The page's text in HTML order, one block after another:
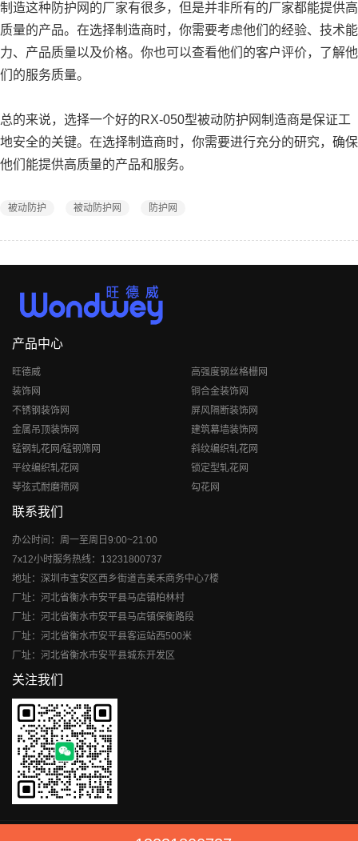
制造这种防护网的厂家有很多，但是并非所有的厂家都能提供高
质量的产品。在选择制造商时，你需要考虑他们的经验、技术能
力、产品质量以及价格。你也可以查看他们的客户评价，了解他
们的服务质量。
总的来说，选择一个好的RX-050型被动防护网制造商是保证工
地安全的关键。在选择制造商时，你需要进行充分的研究，确保
他们能提供高质量的产品和服务。
被动防护 被动防护网 防护网
产品中心
旺德威
高强度钢丝格栅网
装饰网
铜合金装饰网
不锈钢装饰网
屏风隔断装饰网
金属吊顶装饰网
建筑幕墙装饰网
锰钢轧花网/锰钢筛网
斜纹编织轧花网
平纹编织轧花网
锁定型轧花网
琴弦式耐磨筛网
勾花网
联系我们
办公时间：周一至周日9:00~21:00
7x12小时服务热线：13231800737
地址：深圳市宝安区西乡街道吉美禾商务中心7楼
厂址：河北省衡水市安平县马店镇柏林村
厂址：河北省衡水市安平县马店镇保衡路段
厂址：河北省衡水市安平县客运站西500米
厂址：河北省衡水市安平县城东开发区
关注我们